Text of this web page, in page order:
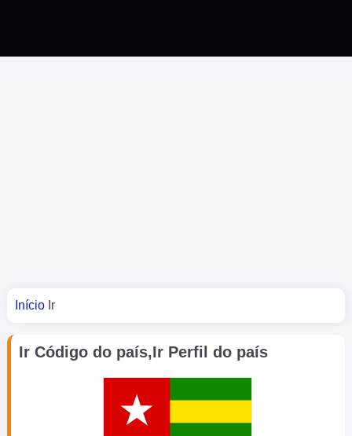
Você está aqui
Início Ir
Ir Código do país,Ir Perfil do país